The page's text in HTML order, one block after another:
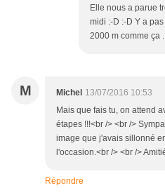
Elle nous a parue
midi :-D :-D Y a
2000 m comme ça
M Michel 13/07/2016 10:53
Mais que fais tu, on attend
étapes !!!<br /> <br />
image que j'avais sillonné
l'occasion.<br /> <br />
Répondre